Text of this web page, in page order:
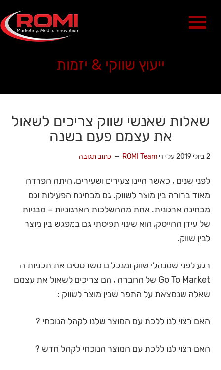
ייעוץ שווקי & יזמות
שאלות שאנשי שווק צריכים לשאול
את עצמם פעם בשנה
2 ביולי 2019 על ידיROMI Team כתוב תגובה
לפני שנים , כאשר היינו צעירים ושעירים, היתה הפרדה
מאוד ברורה בין מוצר לשווק. גם מבחינת הפעילות וגם
מבחינה ארגונית. אחת מההשלכות הארגוניות – מבניות
של עידן ההייטק, הוא שינוי תפיסתי גם במפגש בין מוצר
לבין שווק.
רגע לפני שמנהלי שווק ומנכלים משרטטים את תכניות ה
Go To Market של החברה , הם צריכים לשאול את עצמם
שאלה שנמצאת על התפר שבין מוצר לשווק :
האם רצוי לנו ללכת עם המוצר שלנו לקהל הנוכחי ?
האם רצוי לנו ללכת עם המוצר הנוכחי לקהל חדש ?